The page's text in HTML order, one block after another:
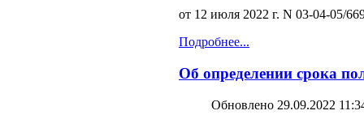
от 12 июля 2022 г. N 03-04-05/
Подробнее...
Об определении срока
Обновлено 29.09.2022